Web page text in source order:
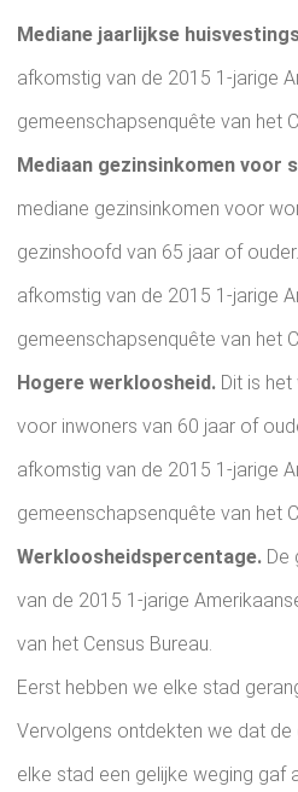
Mediane jaarlijkse
afkomstig van de 2015 1-jarige
gemeenschapsenquête van het
Mediaan gezinsinkomen voor
mediane gezinsinkomen voor
gezinshoofd van 65 jaar of
afkomstig van de 2015 1-jarige
gemeenschapsenquête van het
Hogere werkloosheid. Dit is
voor inwoners van 60 jaar of
afkomstig van de 2015 1-jarige
gemeenschapsenquête van het
Werkloosheidspercentage. De
van de 2015 1-jarige
van het Census Bureau.
Eerst hebben we elke stad
Vervolgens ontdekten we dat
elke stad een gelijke weging gaf